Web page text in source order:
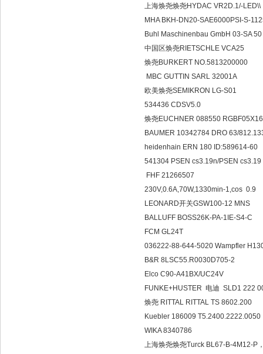
上海焕尧焕尧HYDAC
MHA BKH-DN20-
Buhl Maschinenbau GmbH
中国区焕尧RIETSCHLE
焕尧BURKERT
MBC GUTTIN SARL
欧美焕尧SEMIKRON LG-
534436 CDSV5.0
焕尧EUCHNER 088550
BAUMER 10342784 DRO
heidenhain ERN 180
541304 PSEN cs3.19n/
FHF 21266507
230V,0.6A,70W,1330min-
LEONARD开关GSW100-
BALLUFF BOSS26K-PA-
FCM GL24T
036222-88-644-5020
B&R
Elco C90-A41BX/
FUNKE+HUSTER 电迪
焕尧 RITTAL RITTAL TS
Kuebler 186009
WIKA 8340786
上海焕尧焕尧Turck BL67-B-